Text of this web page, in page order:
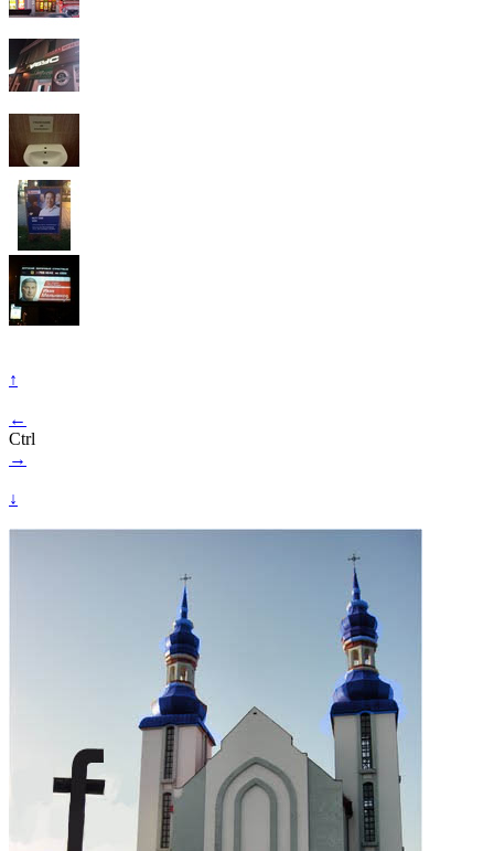
↑
←
Ctrl
→
↓